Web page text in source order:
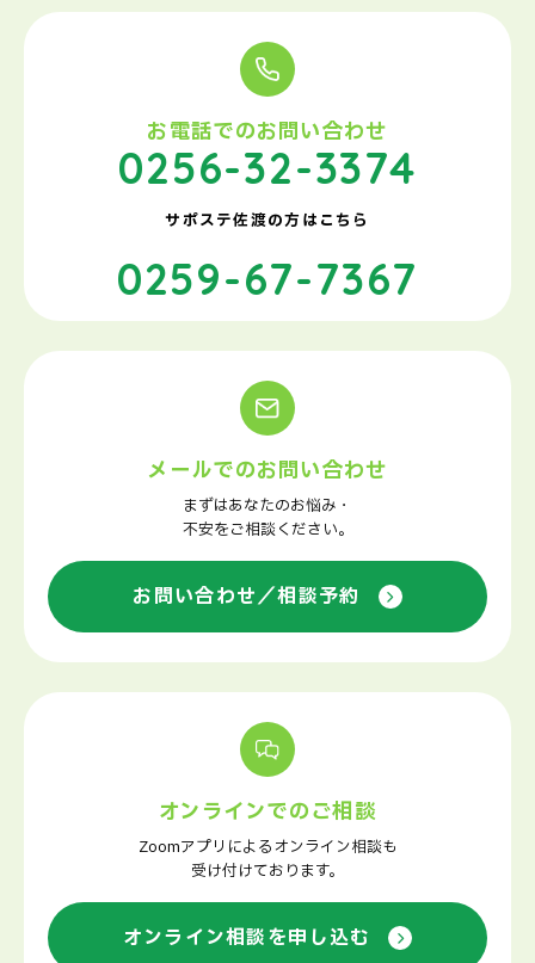
お電話でのお問い合わせ
0256-32-3374
サポステ佐渡の方はこちら
0259-67-7367
メールでのお問い合わせ
まずはあなたのお悩み・
不安をご相談ください。
お問い合わせ／相談予約
オンラインでのご相談
Zoomアプリによるオンライン相談も
受け付けております。
オンライン相談を申し込む